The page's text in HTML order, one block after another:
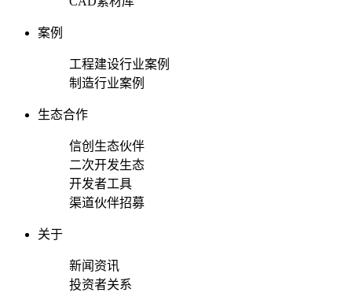
案例
工程建设行业案例
制造行业案例
生态合作
信创生态伙伴
二次开发生态
开发者工具
渠道伙伴招募
关于
新闻资讯
投资者关系